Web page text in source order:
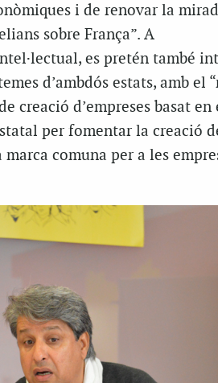
i de renovar la
sobre França”. A
es pretén també
d’ambdós estats, amb el
creació d’empreses basat
per fomentar la creació
marca comuna per a les